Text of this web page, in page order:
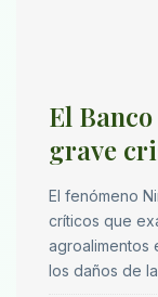
El
grave
El fenómeno
críticos que
agroalimentos
los daños de